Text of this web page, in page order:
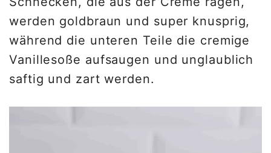
werden goldbraun und super knusprig,
während die unteren Teile die cremige
Vanillesoße aufsaugen und unglaublich
saftig und zart werden.